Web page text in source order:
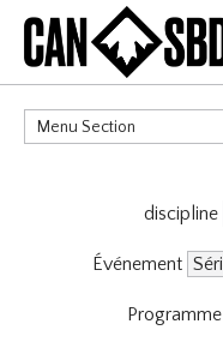
Menu Section
discipline
Événement
Programme